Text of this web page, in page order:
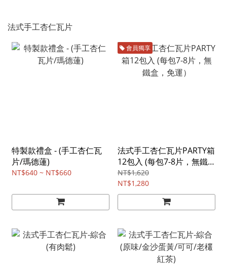
法式手工杏仁瓦片
特製款禮盒 - (手工杏仁瓦
片/瑪德蓮)
NT$640 ~ NT$660
會員獨享
法式手工杏仁瓦片PARTY箱
12包入 (每包7-8片，無鐵
盒，免運）
NT$1,620
NT$1,280